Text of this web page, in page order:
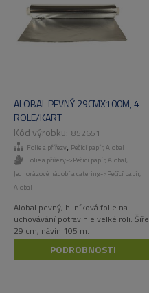
ALOBAL PEVNÝ 29CMX100M, 4
ROLE/KART
852651
Folie a přířezy, Pečící papír, Alobal
Folie a přířezy->Pečící papír, Alobal,
Jednorázové nádobí a catering->Pečící papír,
Alobal
Alobal pevný, hliníková folie na
uchovávání potravin e velké roli. Šíře
29 cm, návin 105 m.
PODROBNOSTI